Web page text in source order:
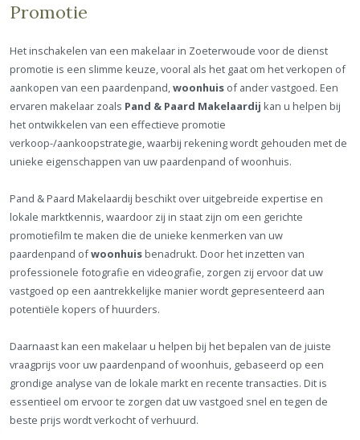
Promotie
Het inschakelen van een makelaar in Zoeterwoude voor de dienst
promotie is een slimme keuze, vooral als het gaat om het verkopen of
aankopen van een paardenpand,woonhuis of ander vastgoed. Een
ervaren makelaar zoals Pand & Paard Makelaardij kan u helpen bij
het ontwikkelen van een effectieve promotie
verkoop-/aankoopstrategie, waarbij rekening wordt gehouden met de
unieke eigenschappen van uw paardenpand of woonhuis.
Pand & Paard Makelaardij beschikt over uitgebreide expertise en
lokale marktkennis, waardoor zij in staat zijn om een gerichte
promotiefilm te maken die de unieke kenmerken van uw
paardenpand ofwoonhuis benadrukt. Door het inzetten van
professionele fotografie en videografie, zorgen zij ervoor dat uw
vastgoed op een aantrekkelijke manier wordt gepresenteerd aan
potentiële kopers of huurders.
Daarnaast kan een makelaar u helpen bij het bepalen van de juiste
vraagprijs voor uw paardenpand of woonhuis, gebaseerd op een
grondige analyse van de lokale markt en recente transacties. Dit is
essentieel om ervoor te zorgen dat uw vastgoed snel en tegen de
beste prijs wordt verkocht of verhuurd.